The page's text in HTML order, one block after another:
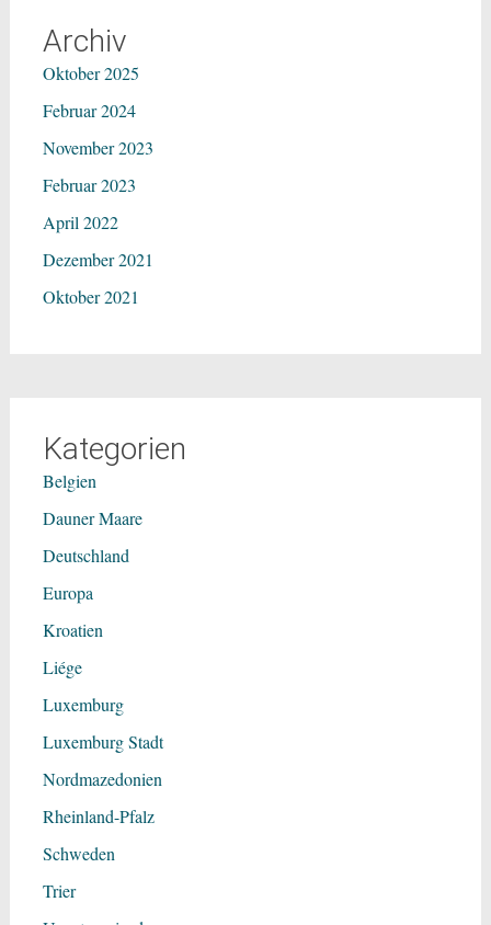
Archiv
Oktober 2025
Februar 2024
November 2023
Februar 2023
April 2022
Dezember 2021
Oktober 2021
Kategorien
Belgien
Dauner Maare
Deutschland
Europa
Kroatien
Liége
Luxemburg
Luxemburg Stadt
Nordmazedonien
Rheinland-Pfalz
Schweden
Trier